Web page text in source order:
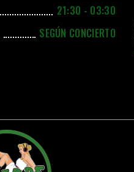
21:30 - 03:30
SEGÚN CONCIERTO